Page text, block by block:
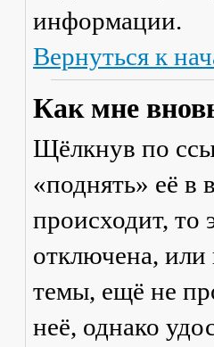
информации.
Вернуться к
Как мне
Щёлкнув по
«поднять» её в
происходит, то
отключена, или
темы, ещё не
неё, однако